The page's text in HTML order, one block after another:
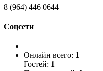
8 (964) 446 0644
Соцсети
Онлайн всего: 1
Гостей: 1